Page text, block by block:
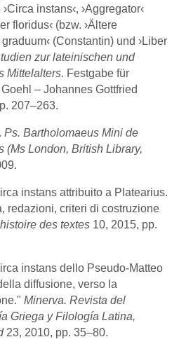
instans‹, ›Aggregator‹
floridus‹ (bzw. ›Ältere
(Constantin) und ›Liber
zur lateinischen und
Mittelalters. Festgabe für
– Johannes Gottfried
207–263.
Ps. Bartholomaeus Mini de
(Ms London, British Library,
instans attribuito a Platearius.
redazioni, criteri di costruzione
des textes 10, 2015, pp.
instans dello Pseudo-Matteo
diffusione, verso la
Minerva. Revista del
Griega y Filología Latina,
23, 2010, pp. 35–80.